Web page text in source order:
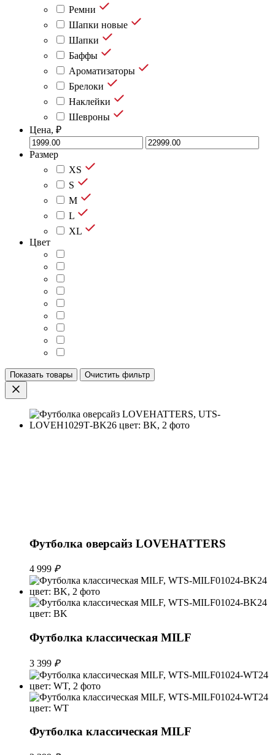
Ремни
Шапки новые
Шапки
Баффы
Ароматизаторы
Брелоки
Наклейки
Шевроны
Цена, ₽
Размер
XS
S
M
L
XL
Цвет
Показать товары Очистить фильтр
Футболка оверсайз LOVEHATTERS
4 999 ₽
Футболка классическая MILF
3 399 ₽
Футболка классическая MILF